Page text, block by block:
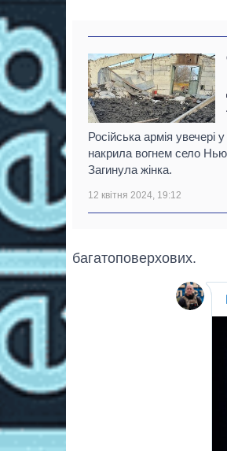
Російська армія увечері
накрила вогнем село
Загинула жінка.
12 квітня 2024, 19:12
багатоповерхових.